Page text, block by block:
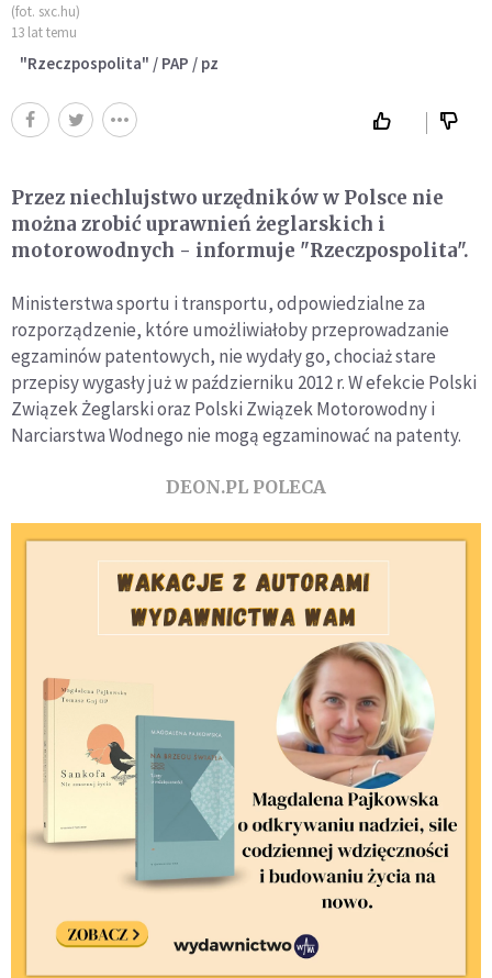
(fot. sxc.hu)
13 lat temu
"Rzeczpospolita" / PAP / pz
Przez niechlujstwo urzędników w Polsce nie
można zrobić uprawnień żeglarskich i
motorowodnych - informuje "Rzeczpospolita".
Ministerstwa sportu i transportu, odpowiedzialne za
rozporządzenie, które umożliwiałoby przeprowadzanie
egzaminów patentowych, nie wydały go, chociaż stare
przepisy wygasły już w październiku 2012 r. W efekcie Polski
Związek Żeglarski oraz Polski Związek Motorowodny i
Narciarstwa Wodnego nie mogą egzaminować na patenty.
DEON.PL POLECA